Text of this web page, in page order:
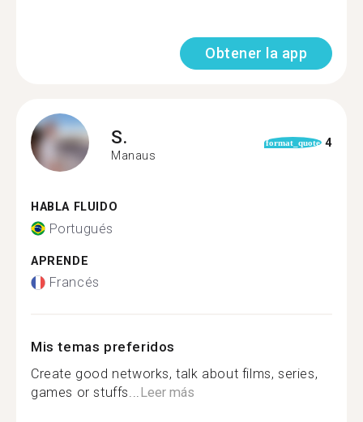
Obtener la app
S.
Manaus
format_quote 4
HABLA FLUIDO
Portugués
APRENDE
Francés
Mis temas preferidos
Create good networks, talk about films, series,
games or stuffs...Leer más